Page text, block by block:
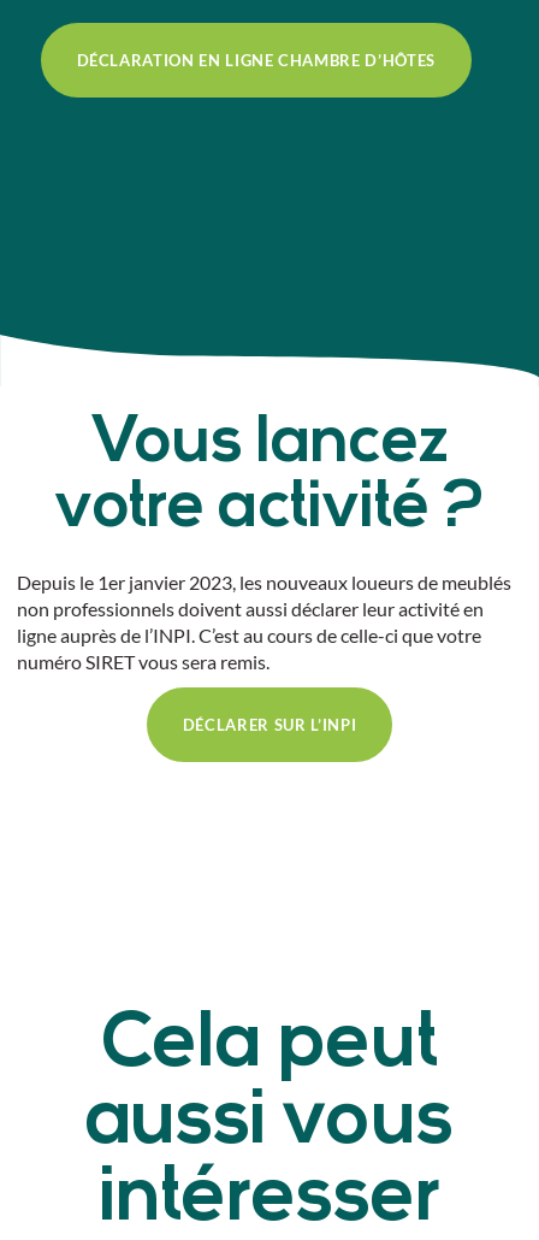
DÉCLARATION EN LIGNE CHAMBRE D’HÔTES
Vous lancez
votre activité ?
Depuis le 1er janvier 2023, les nouveaux loueurs de meublés
non professionnels doivent aussi déclarer leur activité en
ligne auprès de l’INPI. C’est au cours de celle-ci que votre
numéro SIRET vous sera remis.
DÉCLARER SUR L’INPI
Cela peut
aussi vous
intéresser